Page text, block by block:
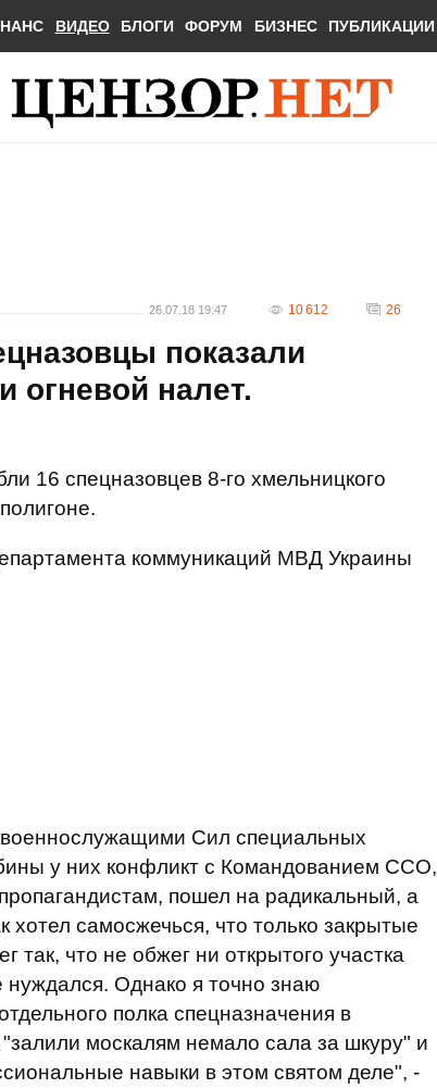
ВИДЕО БЛОГИ ФОРУМ БИЗНЕС ПУБЛИКАЦИИ
26.07.18 19:47 10 612 26
показали
огневой налет.
16 спецназовцев 8-го хмельницкого
коммуникаций МВД Украины
Сил специальных
у них конфликт с Командованием ССО,
пошел на радикальный, а
хотел самосжечься, что только закрытые
что не обжег ни открытого участка
Однако я точно знаю
полка спецназначения в
москалям немало сала за шкуру" и
навыки в этом святом деле", -